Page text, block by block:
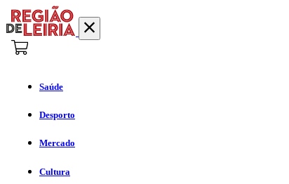
Saúde
Desporto
Mercado
Cultura